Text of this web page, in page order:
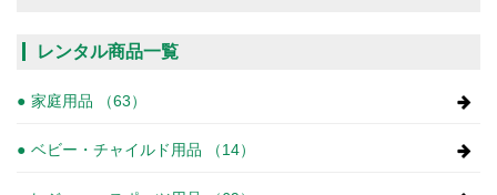
レンタル商品一覧
家庭用品 （63）
ベビー・チャイルド用品 （14）